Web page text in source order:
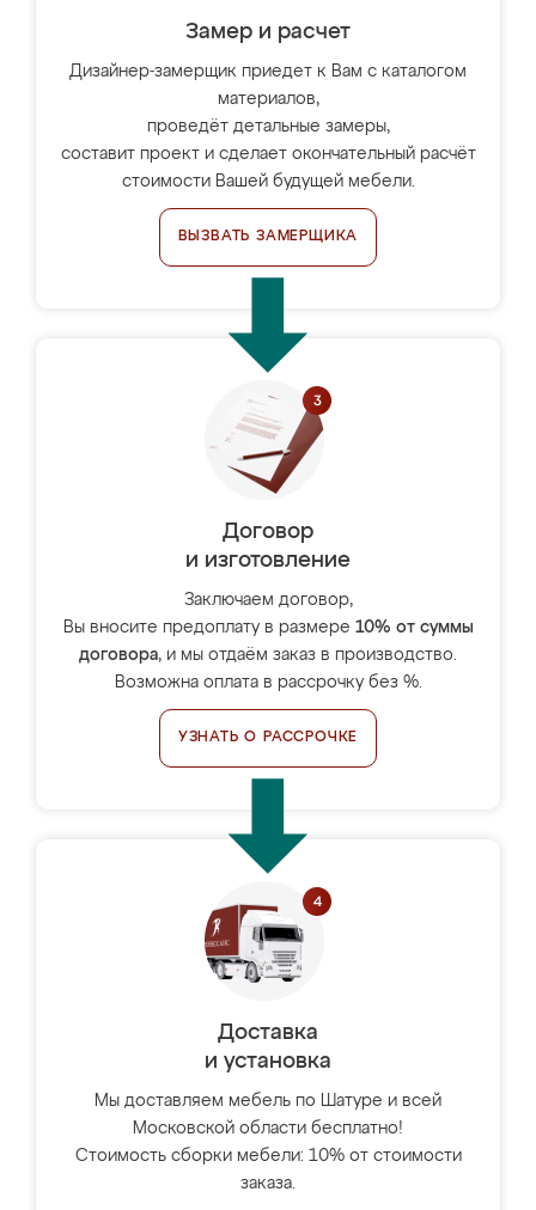
Замер и расчет
Дизайнер-замерщик приедет к Вам с каталогом
материалов,
проведёт детальные замеры,
составит проект и сделает окончательный расчёт
стоимости Вашей будущей мебели.
ВЫЗВАТЬ ЗАМЕРЩИКА
Договор
и изготовление
Заключаем договор,
Вы вносите предоплату в размере 10% от суммы
договора, и мы отдаём заказ в производство.
Возможна оплата в рассрочку без %.
УЗНАТЬ О РАССРОЧКЕ
Доставка
и установка
Мы доставляем мебель по Шатуре и всей
Московской области бесплатно!
Стоимость сборки мебели: 10% от стоимости
заказа.